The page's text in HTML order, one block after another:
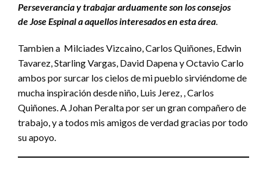
Perseverancia y trabajar arduamente son los consejos
de Jose Espinal a aquellos interesados en estaárea
Tambien a Milciades Vizcaino, Carlos Quiñones, Edwin
Tavarez, Starling Vargas, David Dapena y Octavio Carlo
ambos por surcar los cielos de mi pueblo sirviéndome de
mucha inspiración desde niño, Luis Jerez, , Carlos
Quiñones. A Johan Peralta por ser un gran compañero de
trabajo, y a todos mis amigos de verdad gracias por todo
su apoyo.